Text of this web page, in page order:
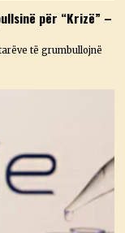
për “Krizë” –
të grumbullojnë